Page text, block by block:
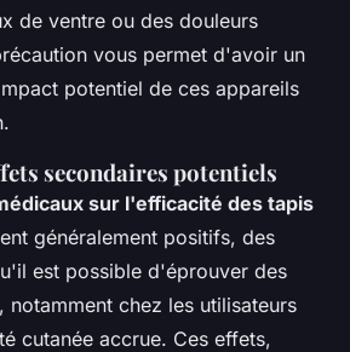
de ventre ou des douleurs
vous permet d'avoir un
potentiel de ces appareils
secondaires potentiels
sur l'efficacité des tapis
généralement positifs, des
est possible d'éprouver des
notamment chez les utilisateurs
cutanée accrue. Ces effets,